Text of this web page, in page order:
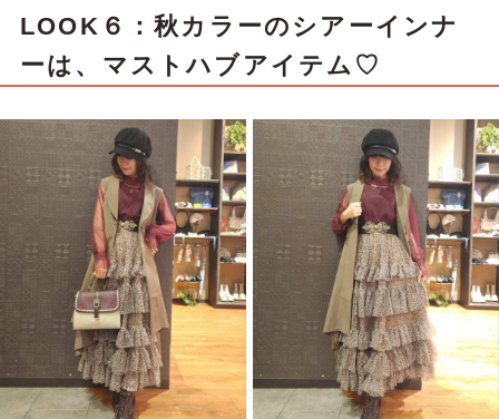
LOOK６：秋カラーのシアーインナ
ーは、マストハブアイテム♡